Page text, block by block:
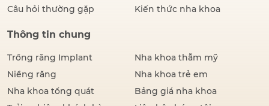
Câu hỏi thường gặp
Kiến thức nha khoa
Thông tin chung
Trồng răng Implant
Nha khoa thẫm mỹ
Niềng răng
Nha khoa trẻ em
Nha khoa tổng quát
Bảng giá nha khoa